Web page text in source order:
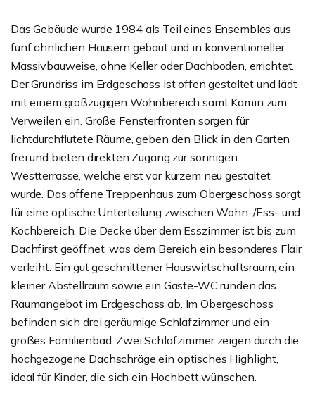
Das Gebäude wurde 1984 als Teil eines Ensembles aus
fünf ähnlichen Häusern gebaut und in konventioneller
Massivbauweise, ohne Keller oder Dachboden, errichtet.
Der Grundriss im Erdgeschoss ist offen gestaltet und lädt
mit einem großzügigen Wohnbereich samt Kamin zum
Verweilen ein. Große Fensterfronten sorgen für
lichtdurchflutete Räume, geben den Blick in den Garten
frei und bieten direkten Zugang zur sonnigen
Westterrasse, welche erst vor kurzem neu gestaltet
wurde. Das offene Treppenhaus zum Obergeschoss sorgt
für eine optische Unterteilung zwischen Wohn-/Ess- und
Kochbereich. Die Decke über dem Esszimmer ist bis zum
Dachfirst geöffnet, was dem Bereich ein besonderes Flair
verleiht. Ein gut geschnittener Hauswirtschaftsraum, ein
kleiner Abstellraum sowie ein Gäste-WC runden das
Raumangebot im Erdgeschoss ab. Im Obergeschoss
befinden sich drei geräumige Schlafzimmer und ein
großes Familienbad. Zwei Schlafzimmer zeigen durch die
hochgezogene Dachschräge ein optisches Highlight,
ideal für Kinder, die sich ein Hochbett wünschen.